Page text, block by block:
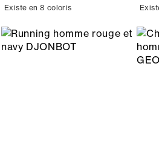
Existe en 8 coloris